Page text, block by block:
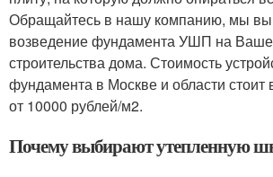
Обращайтесь в нашу компанию, мы
возведение фундамента УШП на
строительства дома. Стоимость
фундамента в Москве и области
от 10000 рублей/м2.
Почему выбирают утепленную